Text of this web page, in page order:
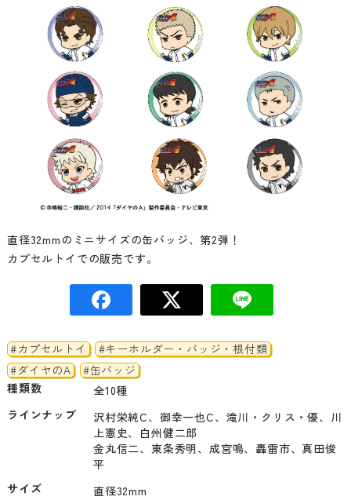
直径32mmのミニサイズの缶バッジ、第2弾！
カプセルトイでの販売です。
#カプセルトイ
#キーホルダー・バッジ・根付類
#ダイヤのA
#缶バッジ
種類数
全10種
ラインナップ
沢村栄純C、御幸一也C、滝川・クリス・優、川
上憲史、白州健二郎
金丸信二、東条秀明、成宮鳴、轟雷市、真田俊
平
サイズ
直径32mm